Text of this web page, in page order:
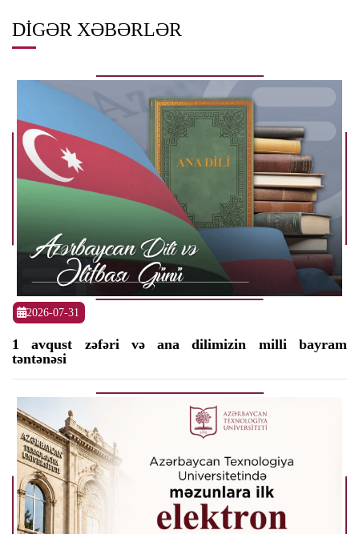
DIGƏR XƏBƏRLƏR
2026-07-31
1 avqust zəfəri və ana dilimizin milli bayram
təntənəsi